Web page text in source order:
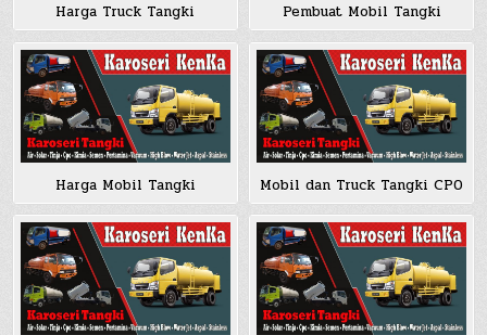
Harga Truck Tangki Pembuat Mobil Tangki
Harga Mobil Tangki Mobil dan Truck Tangki CPO